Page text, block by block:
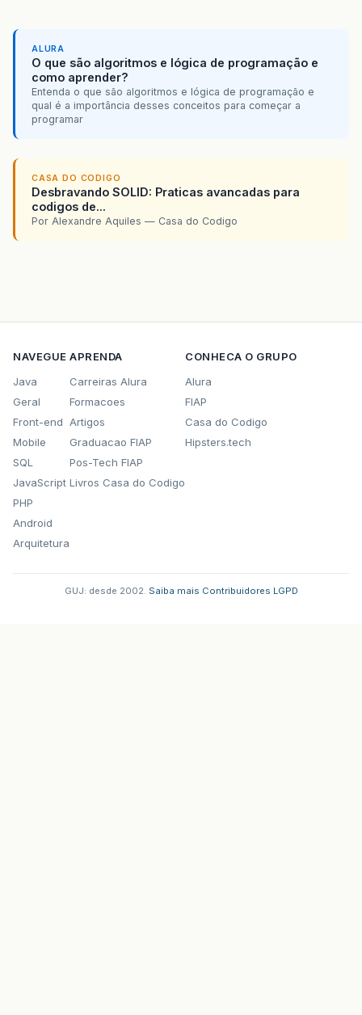
ALURA
O que são algoritmos e lógica de programação e
como aprender?
Entenda o que são algoritmos e lógica de programação e
qual é a importância desses conceitos para começar a
programar
CASA DO CODIGO
Desbravando SOLID: Praticas avancadas para
codigos de...
Por Alexandre Aquiles — Casa do Codigo
NAVEGUE
Java
Geral
Front-end
Mobile
SQL
JavaScript
PHP
Android
Arquitetura
APRENDA
Carreiras Alura
Formacoes
Artigos
Graduacao FIAP
Pos-Tech FIAP
Livros Casa do Codigo
CONHECA O GRUPO
Alura
FIAP
Casa do Codigo
Hipsters.tech
GUJ: desde 2002. Saiba mais Contribuidores LGPD